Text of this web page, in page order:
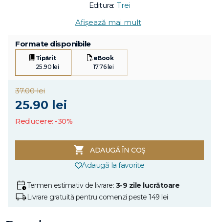
Editura: Trei
Afișează mai mult
Formate disponibile
Tipărit
25.90 lei
eBook
17.76 lei
37.00 lei
25.90 lei
Reducere: -30%
ADAUGĂ ÎN COȘ
Adaugă la favorite
Termen estimativ de livrare: 3-9 zile lucrătoare
Livrare gratuită pentru comenzi peste 149 lei